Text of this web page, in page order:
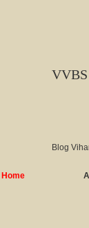
VVBS
Blog
Home